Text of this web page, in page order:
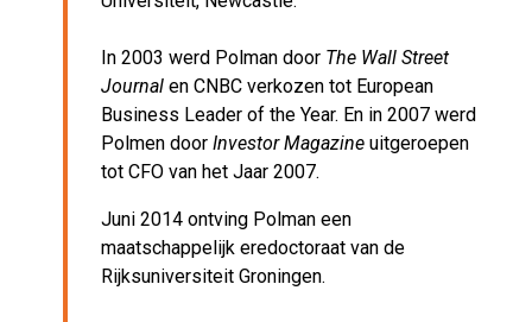
In 2003 werd Polman door The Wall Street
Journal en CNBC verkozen tot European
Business Leader of the Year. En in 2007 werd
Polmen door Investor Magazine uitgeroepen
tot CFO van het Jaar 2007.
Juni 2014 ontving Polman een
maatschappelijk eredoctoraat van de
Rijksuniversiteit Groningen.